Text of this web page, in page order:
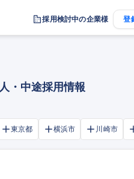
採用検討中の企業様 登
・中途採用情報
東京都 横浜市 川崎市